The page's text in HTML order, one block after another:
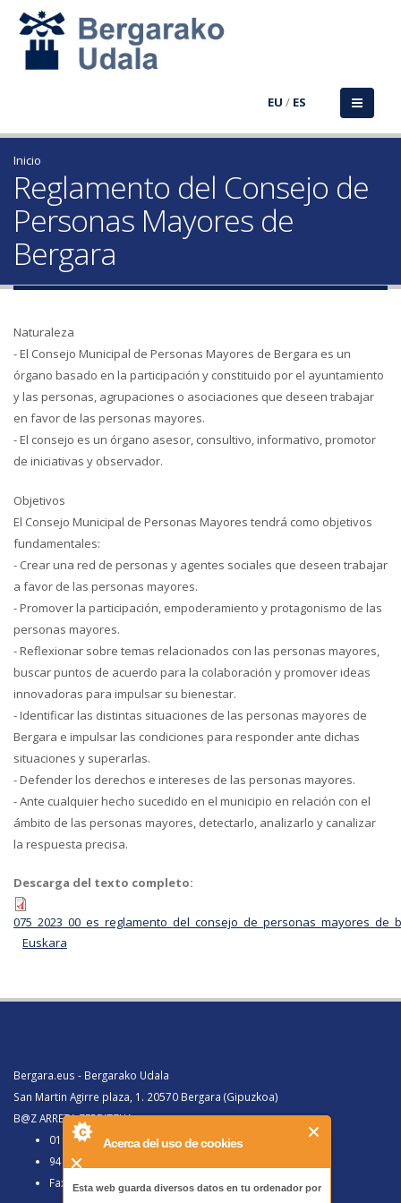
Acerca del uso de cookies
Esta web guarda diversos datos en tu ordenador por
EU / ES
Inicio
Reglamento del Consejo de
Personas Mayores de
Bergara
Naturaleza
- El Consejo Municipal de Personas Mayores de Bergara es un
órgano basado en la participación y constituido por el ayuntamiento
y las personas, agrupaciones o asociaciones que deseen trabajar
en favor de las personas mayores.
- El consejo es un órgano asesor, consultivo, informativo, promotor
de iniciativas y observador.
Objetivos
El Consejo Municipal de Personas Mayores tendrá como objetivos
fundamentales:
- Crear una red de personas y agentes sociales que deseen trabajar
a favor de las personas mayores.
- Promover la participación, empoderamiento y protagonismo de las
personas mayores.
- Reflexionar sobre temas relacionados con las personas mayores,
buscar puntos de acuerdo para la colaboración y promover ideas
innovadoras para impulsar su bienestar.
- Identificar las distintas situaciones de las personas mayores de
Bergara e impulsar las condiciones para responder ante dichas
situaciones y superarlas.
- Defender los derechos e intereses de las personas mayores.
- Ante cualquier hecho sucedido en el municipio en relación con el
ámbito de las personas mayores, detectarlo, analizarlo y canalizar
la respuesta precisa.
Descarga del texto completo:
Euskara
Bergara.eus - Bergarako Udala
San Martin Agirre plaza, 1. 20570 Bergara (Gipuzkoa)
B@Z ARRETA ZERBITZUA:
010, Bergaratik deituz gero
943 77 91 00, Bergaraz kanpotik deituz gero
Faxa 943 77 91 63